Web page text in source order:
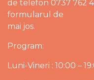
de telefon 0737 762
formularul de
mai jos.
Program:
Luni-Vineri : 10:00 –